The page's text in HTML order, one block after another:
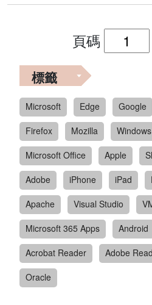
頁碼
標籤
Microsoft Edge Google
Firefox
Mozilla Windows
Microsoft Office
Apple
Adobe
iPhone iPad
Apache
Visual Studio
Microsoft 365 Apps
Android
Acrobat Reader
Adobe
Oracle